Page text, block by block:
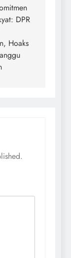
DPR
Hoaks